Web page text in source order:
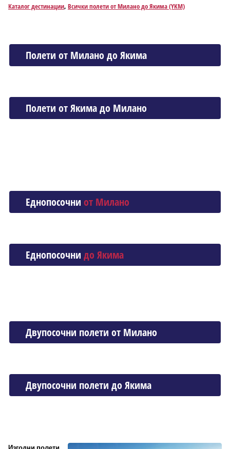
Каталог дестинации, Всички полети от Миланo до Якима (YKM)
Полети от Миланo до Якима
Полети от Якима до Миланo
Еднопосочни от Миланo
Еднопосочни до Якима
Двупосочни полети от Миланo
Двупосочни полети до Якима